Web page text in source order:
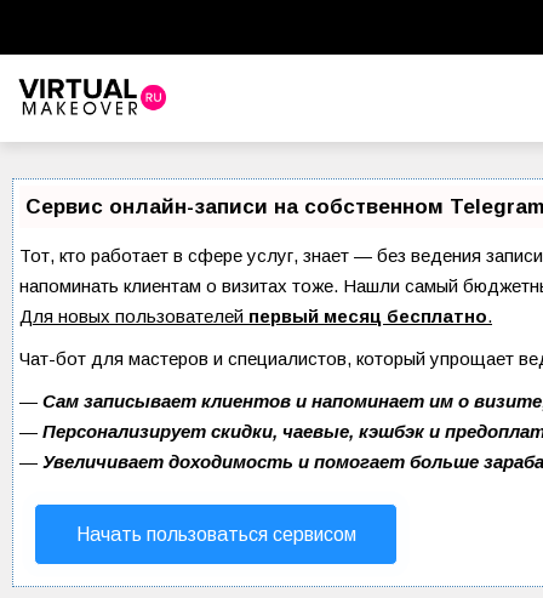
Красота
Прически и стрижки
Уход за волосами
Уход за лицом
Сервис онлайн-записи на собственном
Тот, кто работает в сфере услуг, знает — без ведения
напоминать клиентам о визитах тоже. Нашли самый
Для новых пользователей первый месяц бесплатно.
Чат-бот для мастеров и специалистов, который упрощает
— Сам записывает клиентов и напоминает им о
— Персонализирует скидки, чаевые, кэшбэк и
— Увеличивает доходимость и помогает больше
Начать пользоваться сервисом